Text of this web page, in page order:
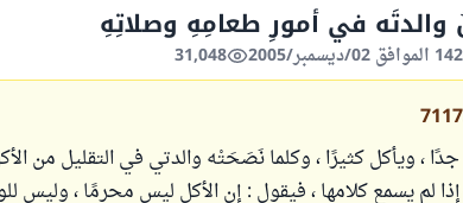
والدتَه في أمورِ طعامِهِ وصلاتِهِ
31,048
، ويأكل كثيرًا ، وكلما نَصَحَتْه والدتي في التقليل من
لم يسمع كلامها ، فيقول : إن الأكل ليس محرمًا ، وليس